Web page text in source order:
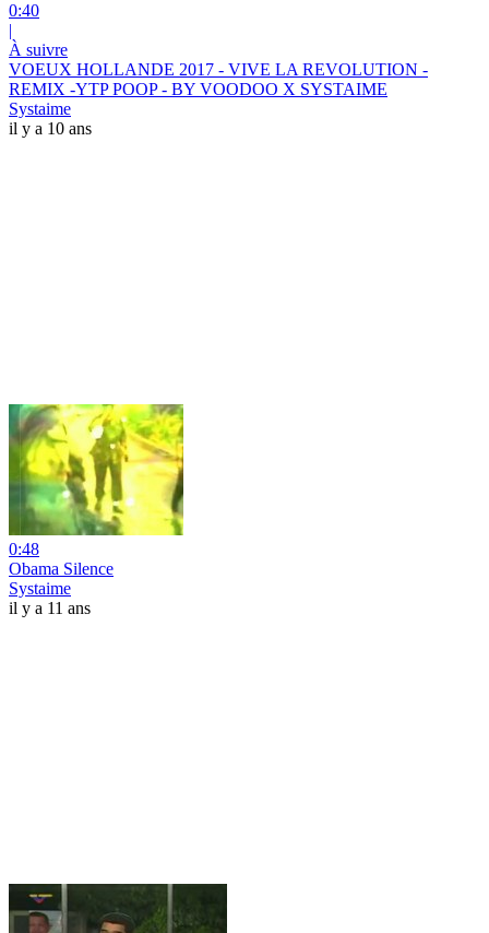
0:40
|
À suivre
VOEUX HOLLANDE 2017 - VIVE LA REVOLUTION -
REMIX -YTP POOP - BY VOODOO X SYSTAIME
Systaime
il y a 10 ans
0:48
Obama Silence
Systaime
il y a 11 ans